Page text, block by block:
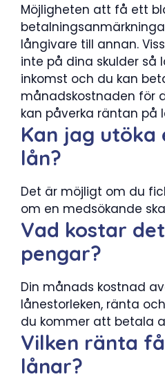
Möjligheten att få ett
långivare till annan.
inte på dina skulder så
inkomst och du kan
månadskostnaden för
kan påverka räntan på
Kan jag
lån?
Det är möjligt om du
om en medsökande
Vad kostar
pengar?
Din månads kostnad
lånestorleken, ränta
du kommer att betala
Vilken ränta
lånar?